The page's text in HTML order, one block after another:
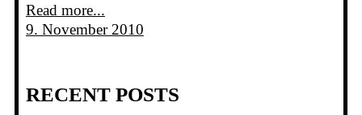
Read more...
9. November 2010
RECENT POSTS